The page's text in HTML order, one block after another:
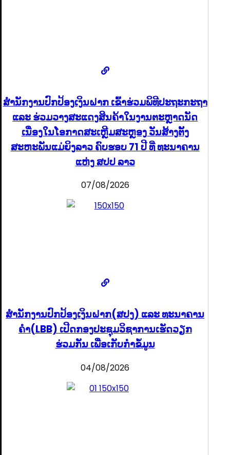
ສຳນັກງານປົກປ້ອງເງິນຝາກ ເຂົ້າຮ່ວມພິທີປະຖະກະຖາ
ແລະ ຮ່ວມວາງສະແດງສິນຄ້າໃນງານຕະຫຼາດນັດ
ເນື່ອງໃນໂອກາດສະເຫຼີມສະຫຼອງ ວັນສ້າງຕັ້ງ
ສະຫະພັນແມ່ຍິງລາວ ຄົບຮອບ 71 ປີ ທີ່ ທະນາຄານ
ແຫ່ງ ສປປ ລາວ
07/08/2026
ສຳນັກງານປົກປ້ອງເງິນຝາກ(ສປງ) ແລະ ທະນາຄານ
ຄຳ(LBB) ເປີດກອງປະຊຸມວິຊາການເຮັດວຽກ
ຮ່ວມກັນ ເພື່ອເກັບກຳຂໍ້ມູນ
04/08/2026